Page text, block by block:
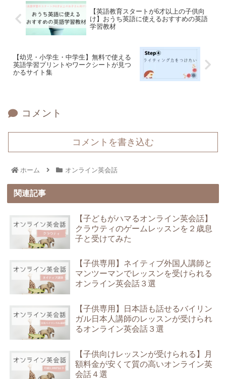
【英語教育スタートが6才以上の子供向
け】おうち英語に使えるおすすめの英語
学習教材
【幼児・小学生・中学生】無料で使える
英語学習プリントやワークシートが見つ
かるサイト集
コメント
コメントを書き込む
ホーム オンライン英会話
関連記事
【子どもがハマるオンライン英会話】
クラウティのゲームレッスンを２歳息
子と受けてみた
【子供専用】ネイティブ外国人講師と
マンツーマンでレッスンを受けられる
オンライン英会話３選
【子供専用】日本語も話せるバイリン
ガル日本人講師のレッスンが受けられ
るオンライン英会話３選
【子供向けレッスンが受けられる】月
額料金が安くて質の高いオンライン英
会話４選